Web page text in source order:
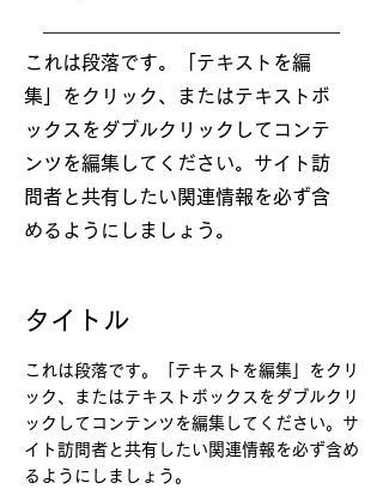
活動をいち早くキャッチして、サ
ポートしてみたいと思ってくださ
るあなた。「ShibARTS」ではそ
んなあなたの想いを叶える様々な
コンテンツをご用意しておりま
好きな、世代や地域を越えた仲間
できることを楽しみにしておりま
す。
「よくある質問」はサイトや Wix
モバイルアプリのどのページにも
追加することができます。
これは段落です。「テキストを編
集」をクリック、またはテキストボ
ックスをダブルクリックしてコンテ
ンツを編集してください。サイト訪
問者と共有したい関連情報を必ず含
めるようにしましょう。
タイトル
これは段落です。「テキストを編集」をクリ
ック、またはテキストボックスをダブルクリ
ックしてコンテンツを編集してください。サ
イト訪問者と共有したい関連情報を必ず含め
るようにしましょう。